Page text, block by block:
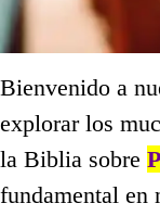
Bienvenido a
explorar los
la Biblia sobre
fundamental en